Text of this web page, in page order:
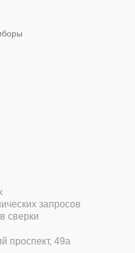
запросов
сверки
проспект, 49а